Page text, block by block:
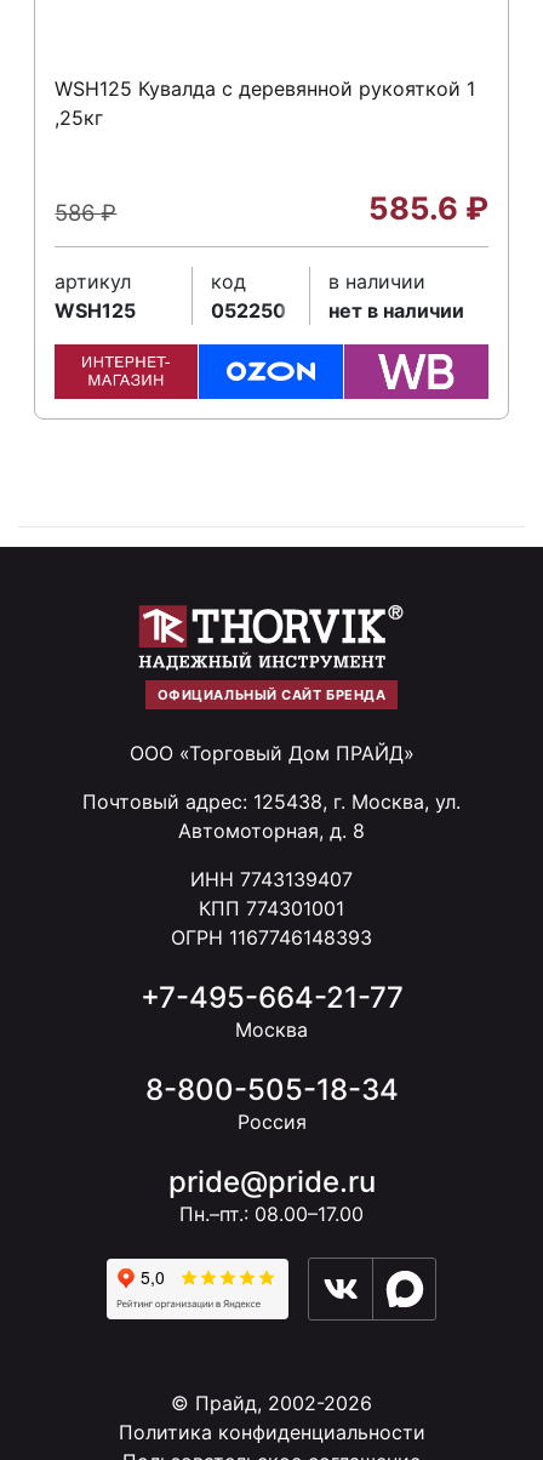
WSH125 Кувалда с деревянной рукояткой 1
,25кг
586₽ 585.6 ₽
артикул
WSH125
код
052250
в наличии
нет в наличии
ОФИЦИАЛЬНЫЙ САЙТ БРЕНДА
ООО «Торговый Дом ПРАЙД»
Почтовый адрес: 125438, г. Москва, ул.
Автомоторная, д. 8
ИНН 7743139407
КПП 774301001
ОГРН 1167746148393
+7-495-664-21-77
Москва
8-800-505-18-34
Россия
pride@pride.ru
Пн.–пт.: 08.00–17.00
© Прайд, 2002-2026
Политика конфиденциальности